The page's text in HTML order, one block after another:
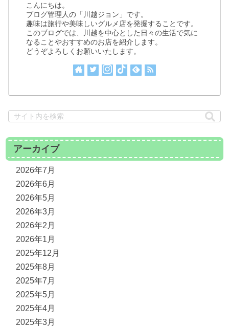
こんにちは。
ブログ管理人の「川越ジョン」です。
趣味は旅行や美味しいグルメ店を発掘することです。
このブログでは、川越を中心とした日々の生活で気に
なることやおすすめのお店を紹介します。
どうぞよろしくお願いいたします。
アーカイブ
2026年7月
2026年6月
2026年5月
2026年3月
2026年2月
2026年1月
2025年12月
2025年8月
2025年7月
2025年5月
2025年4月
2025年3月